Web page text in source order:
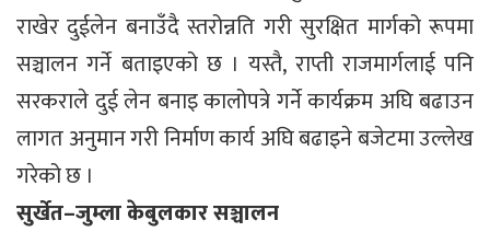
राखेर दुईलेन बनाउँदै स्तरोन्नति गरी सुरक्षित मार्गको रूपमा
सञ्चालन गर्ने बताइएको छ । यस्तै, राप्ती राजमार्गलाई पनि
सरकराले दुई लेन बनाइ कालोपत्रे गर्ने कार्यक्रम अघि बढाउन
लागत अनुमान गरी निर्माण कार्य अघि बढाइने बजेटमा उल्लेख
गरेको छ ।
सुर्खेत–जुम्ला केबुलकार सञ्चालन